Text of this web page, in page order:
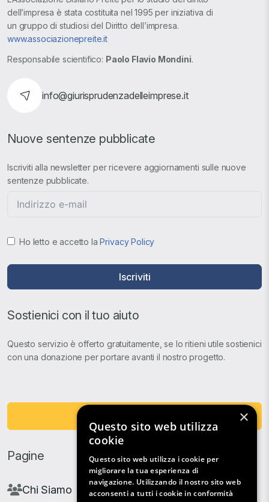
dell’impresa è stata costituita nel 1995 per iniziativa di
un gruppo di studiosi del Diritto dell’impresa.
www.associazionepreite.it
Responsabile scientifico: Paolo Flavio Mondini.
info@giurisprudenzadelleimprese.it
Nuove sentenze pubblicate
Iscriviti alla newsletter per ricevere aggiornamenti sulle nuove
sentenze pubblicate.
Ho letto e accetto laPrivacy Policy
Iscriviti
Sostienici con il tuo aiuto
Questo servizio è offerto gratuitamente, se lo ritieni utile sostienici
con una donazione per portare avanti il nostro progetto.
Pagine
Chi Siamo
×
Questo sito web utilizza
cookie
Questo sito web utilizza i cookie per
migliorare la tua esperienza di
navigazione. Utilizzando il nostro sito web
acconsenti a tutti i cookie in conformità